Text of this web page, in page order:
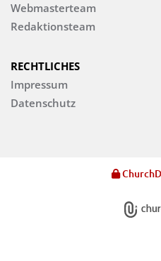
Webmasterteam
Redaktionsteam
RECHTLICHES
Impressum
Datenschutz